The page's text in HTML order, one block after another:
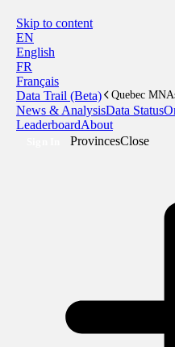
Skip to content
EN
English
FR
Français
Data Trail (Beta)
Quebec
News & AnalysisData Status
LeaderboardAbout
ProvincesClose